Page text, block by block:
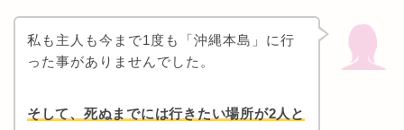
私も主人も今まで1度も「沖縄本島」に行
った事がありませんでした。
そして、死ぬまでには行きたい場所が2人と